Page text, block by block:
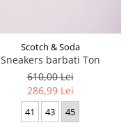
Scotch & Soda
Sneakers barbati Ton
610,00 Lei
286,99 Lei
41 43 45